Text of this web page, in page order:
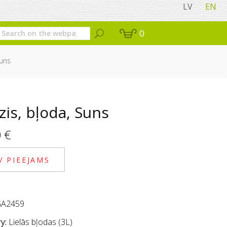
LV EN
0
bļoda, Suns
€
PIEEJAMS
Lielās bļodas (3L)